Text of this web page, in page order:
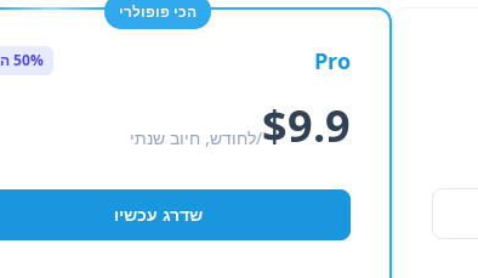
הכי פופולרי
Pro 50% הנחה
$9.9/לחודש, חיוב שנתי
שדרג עכשיו